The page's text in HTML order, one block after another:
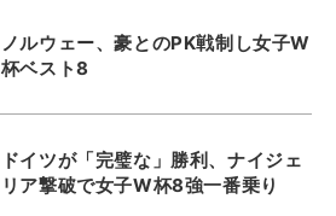
ノルウェー、豪とのPK戦制し女子W
杯ベスト8
ドイツが「完璧な」勝利、ナイジェ
リア撃破で女子W杯8強一番乗り